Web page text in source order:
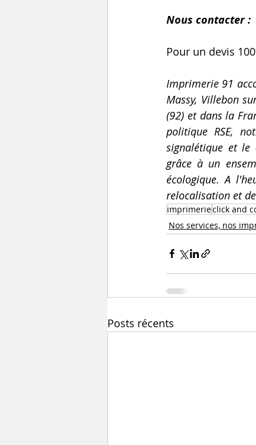
Nous contacter :
Pour un devis
Imprimerie 91
Massy, Villebon
(92) et dans la
politique RSE,
signalétique et le
grâce à un
écologique. A
relocalisation et
imprimerieclick and
Nos services, nos
Posts récents